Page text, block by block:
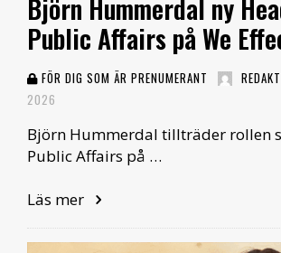
Björn Hummerdal ny
Public Affairs på We
FÖR DIG SOM ÄR PRENUMERANT
2026
Björn Hummerdal tillträder rollen
Public Affairs på …
Läs mer